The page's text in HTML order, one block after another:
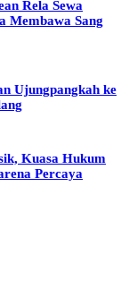
Rela Sewa
Membawa Sang
Ujungpangkah ke
Kuasa Hukum
Percaya